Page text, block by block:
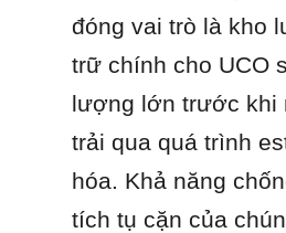
đóng vai trò là kho
trữ chính cho UCO
lượng lớn trước khi
trải qua quá trình
hóa. Khả năng
tích tụ cặn của